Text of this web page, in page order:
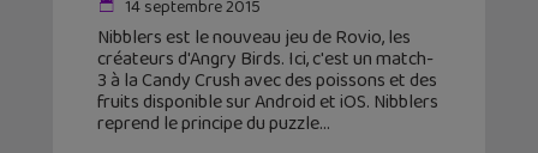
14 septembre 2015
Nibblers est le nouveau jeu de Rovio, les
créateurs d'Angry Birds. Ici, c'est un match-
3 à la Candy Crush avec des poissons et des
fruits disponible sur Android et iOS. Nibblers
reprend le principe du puzzle